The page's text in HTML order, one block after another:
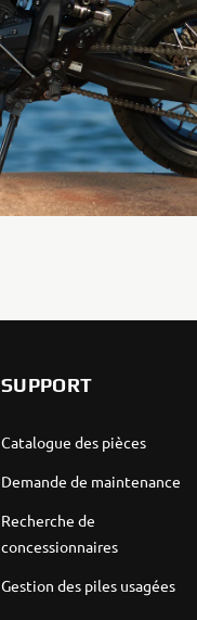
SUPPORT
Catalogue des pièces
Demande de maintenance
Recherche de
concessionnaires
Gestion des piles usagées